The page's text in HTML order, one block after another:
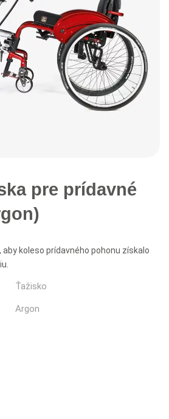
pre prídavné
koleso prídavného pohonu získalo
Ťažisko
Argon